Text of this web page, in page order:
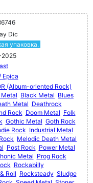
Dic
упаковка.
Epica
(Album-oriented Rock)
Black Metal Blues
Metal Deathrock
Rock Doom Metal Folk
Gothic Metal Goth Rock
Rock Industrial Metal
Melodic Death Metal
Post Rock Power Metal
Metal Prog Rock
Rockabilly
Roll Rocksteady Sludge